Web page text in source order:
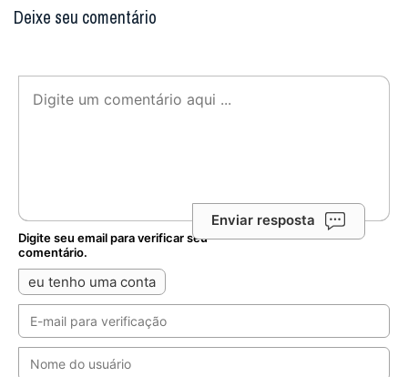
Deixe seu comentário
Enviar resposta
Digite seu email para verificar seu
comentário.
eu tenho uma conta